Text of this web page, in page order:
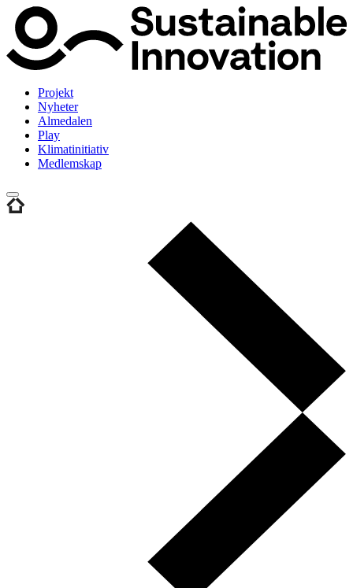
Projekt
Nyheter
Almedalen
Play
Klimatinitiativ
Medlemskap